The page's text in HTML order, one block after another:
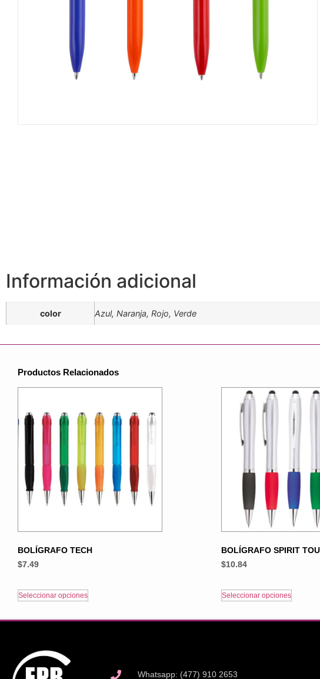
Información adicional
color Azul, Naranja, Rojo, Verde
Productos Relacionados
BOLÍGRAFO TECH
$7.49
Seleccionar opciones
BOLÍGRAFO SPIRIT
$10.84
Seleccionar opciones
Whatsapp: (477) 910 2653